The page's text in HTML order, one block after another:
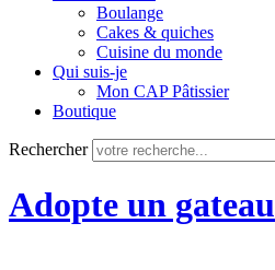
Boulange
Cakes & quiches
Cuisine du monde
Qui suis-je
Mon CAP Pâtissier
Boutique
Rechercher
Adopte un gateau